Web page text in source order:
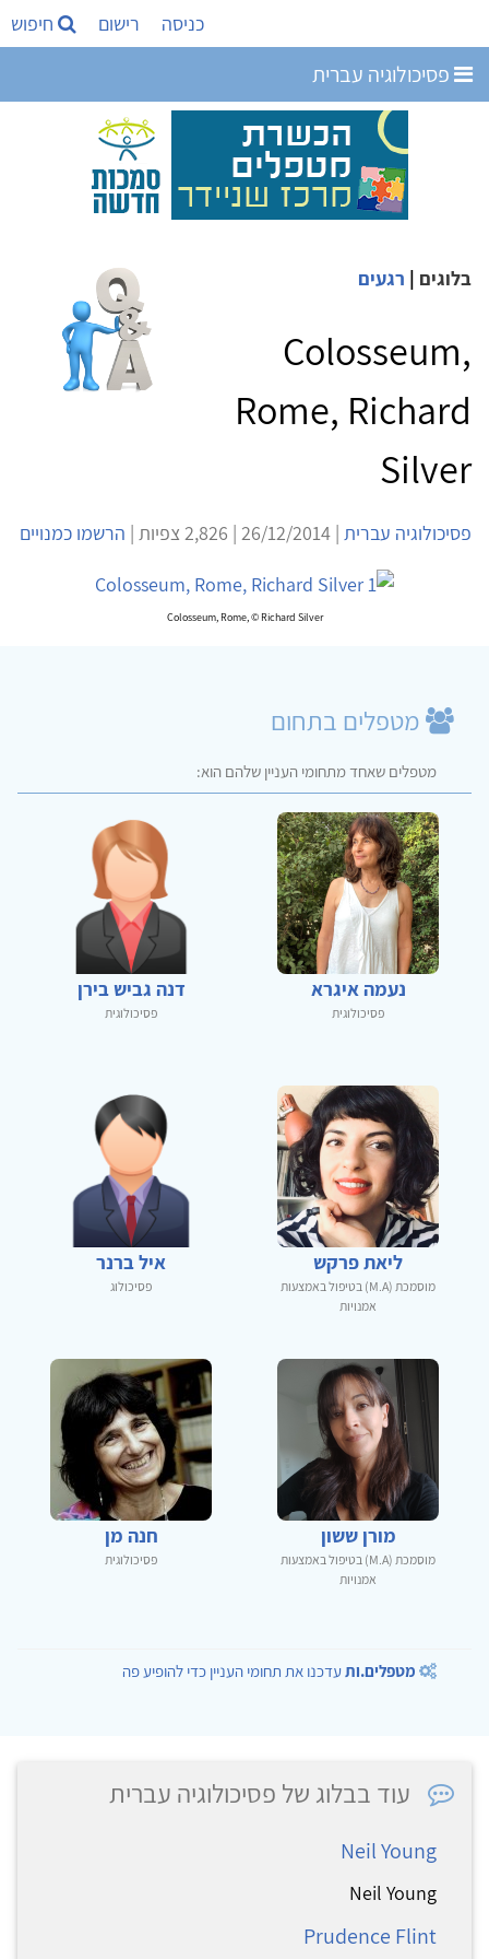
כניסה רישום חיפוש
פסיכולוגיה עברית
בלוגים | רגעים
Colosseum,
Rome, Richard
Silver
פסיכולוגיה עברית | 26/12/2014 | 2,826 צפיות | הרשמו כמנויים
Colosseum, Rome, © Richard Silver
מטפלים בתחום
מטפלים שאחד מתחומי העניין שלהם הוא:
נעמה איגרא
פסיכולוגית
דנה גביש בירן
פסיכולוגית
ליאת פרקש
מוסמכת (M.A) בטיפול באמצעות
אמנויות
איל ברנר
פסיכולוג
מורן ששון
מוסמכת (M.A) בטיפול באמצעות
אמנויות
חנה מן
פסיכולוגית
מטפלים.ותעדכנו את תחומי העניין כדי להופיע פה
עוד בבלוג של פסיכולוגיה עברית
Neil Young
Neil Young
Prudence Flint